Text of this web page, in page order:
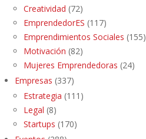
Creatividad (72)
EmprendedorES (117)
Emprendimientos Sociales (155)
Motivación (82)
Mujeres Emprendedoras (24)
Empresas (337)
Estrategia (111)
Legal (8)
Startups (170)